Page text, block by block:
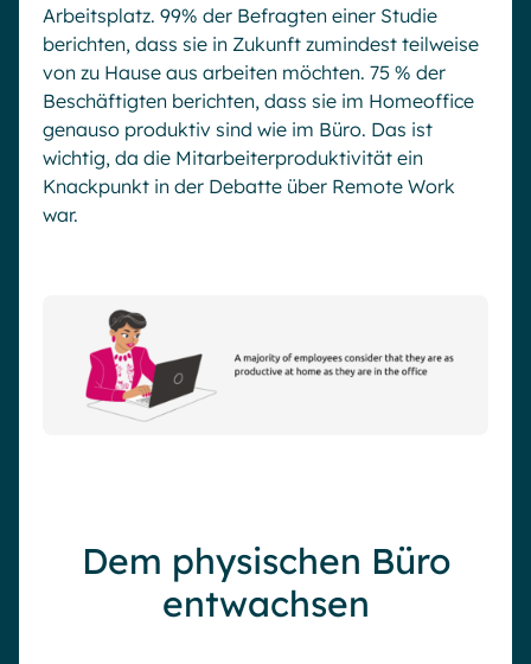
Arbeitsplatz. 99% der Befragten einer Studie
berichten, dass sie in Zukunft zumindest teilweise
von zu Hause aus arbeiten möchten. 75 % der
Beschäftigten berichten, dass sie im Homeoffice
genauso produktiv sind wie im Büro. Das ist
wichtig, da die Mitarbeiterproduktivität ein
Knackpunkt in der Debatte über Remote Work
war.
Dem physischen Büro
entwachsen